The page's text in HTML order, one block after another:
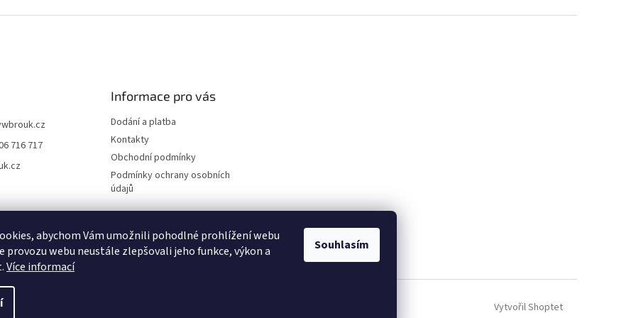
abychom Vám umožnili pohodlné prohlížení webu
provozu webu neustále zlepšovali jeho funkce, výkon a
Více informací
Souhlasím
716 717
Informace pro vás
Dodání a platba
Kontakty
Obchodní podmínky
Podmínky ochrany osobních
údajů
Vytvořil Shoptet